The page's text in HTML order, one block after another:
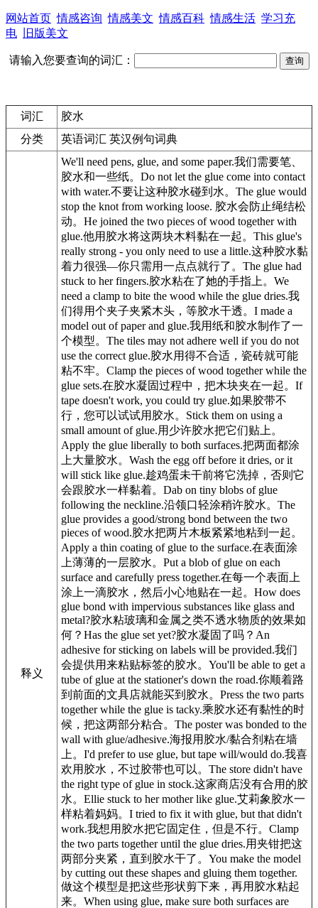
网站首页 情感咨询 情感美文 情感百科 情感生活 学习充
电
旧版美文
请输入您要查询的词汇：
词汇
胶水
分类
英语词汇 英汉例句词典
释义
We'll need pens, glue, and some paper.我们需要笔、
胶水和一些纸。 Do not let the glue come into contact
with water.不要让这种胶水碰到水。 The glue would
stop the knot from working loose. 胶水会防止绳结松
动。 He joined the two pieces of wood together with
glue.他用 胶水将这两块木料黏在一起。 This glue's
really strong - you only need to use a little.这种胶水黏
着力很强—你只需用一点点就行了。 The glue had
stuck to her fingers.胶水粘在了她的手指上。 We
need a clamp to bite the wood while the glue dries.我
们得用个夹子夹紧木头，等胶水干透。 I made a
model out of paper and glue.我用纸和胶水制作了一
个模型。 The tiles may not adhere well if you do not
use the correct glue.胶水用得不合适，瓷砖就可能
粘不牢。 Clamp the pieces of wood together while the
glue sets.在胶水凝固过程中，把木块夹在一起。 If
tape doesn't work, you could try glue.如果胶带不
行，您可以试试用 胶水。 Stick them on using a
small amount of glue.用少许胶水把它们贴上。
Apply the glue liberally to both surfaces.把两面都涂
上大量胶水。 Wash the egg off before it dries, or it
will stick like glue.趁鸡蛋未干前将它洗掉，否则它
会跟胶水一样黏着。 Dab on tiny blobs of glue
following the neckline.沿领口轻涂稍许胶水。 The
glue provides a good/strong bond between the two
pieces of wood.胶水把两片木板紧紧地粘到一起。
Apply a thin coating of glue to the surface.在表面涂
上薄薄的一层胶水。 Put a blob of glue on each
surface and carefully press together.在每一个表面上
涂上一滴胶水 ，然后小心地贴在一起。 How does
glue bond with impervious substances like glass and
metal?胶水粘玻璃和金属之类不透水物质的效果如
何？ Has the glue set yet?胶水凝固了吗？ An
adhesive for sticking on labels will be provided.我们
会提供用来粘贴标签的胶水。 You'll be able to get a
tube of glue at the stationer's down the road.你顺着路
到前面的文具店就能买到 胶水。 Press the two parts
together while the glue is tacky.乘胶水还有黏性的时
候，把这两部分粘合。 The poster was bonded to the
wall with glue/adhesive.海报用 胶水/黏合剂粘在墙
上。 I'd prefer to use glue, but tape will/would do.我喜
欢用 胶水 ，不过胶带也可以。 The store didn't have
the right type of glue in stock.这家商店没有合用的胶
水。 Ellie stuck to her mother like glue.艾莉象胶水一
样粘着妈妈。 I tried to fix it with glue, but that didn't
work.我想用 胶水把它固定住，但是不行。 Clamp
the two parts together until the glue dries.用夹钳把这
两部分夹紧，直到 胶水干了。 You make the model
by cutting out these shapes and gluing them together.
做这个模型是把这些形状剪下来，再用 胶水粘起
来。 When using glue, make sure both surfaces are